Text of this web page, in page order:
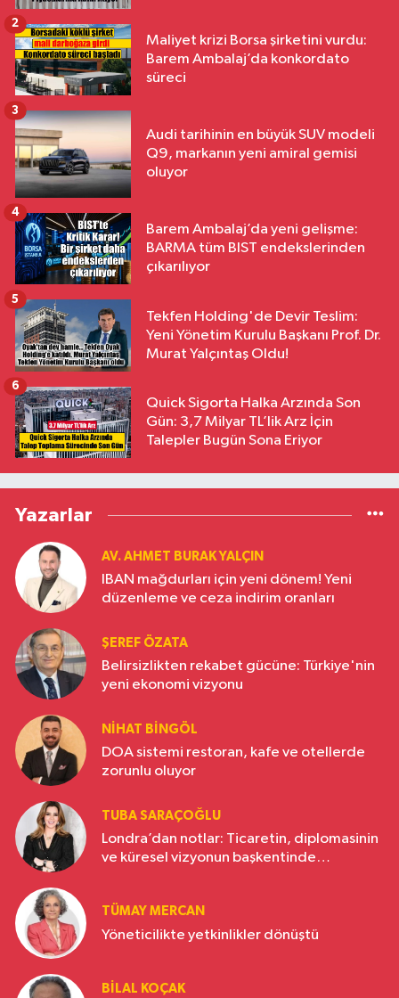
Maliyet krizi Borsa şirketini vurdu:
Barem Ambalaj’da konkordato
süreci
2
Audi tarihinin en büyük SUV modeli
Q9, markanın yeni amiral gemisi
oluyor
3
Barem Ambalaj’da yeni gelişme:
BARMA tüm BIST endekslerinden
çıkarılıyor
4
Tekfen Holding'de Devir Teslim:
Yeni Yönetim Kurulu Başkanı Prof. Dr.
Murat Yalçıntaş Oldu!
5
Quick Sigorta Halka Arzında Son
Gün: 3,7 Milyar TL’lik Arz İçin
Talepler Bugün Sona Eriyor
6
Yazarlar
AV. AHMET BURAK YALÇIN
IBAN mağdurları için yeni dönem! Yeni
düzenleme ve ceza indirim oranları
ŞEREF ÖZATA
Belirsizlikten rekabet gücüne: Türkiye'nin
yeni ekonomi vizyonu
NIHAT BINGÖL
DOA sistemi restoran, kafe ve otellerde
zorunlu oluyor
TUBA SARAÇOĞLU
Londra’dan notlar: Ticaretin, diplomasinin
ve küresel vizyonun başkentinde
TÜMAY MERCAN
Yöneticilikte yetkinlikler dönüştü
BILAL KOÇAK